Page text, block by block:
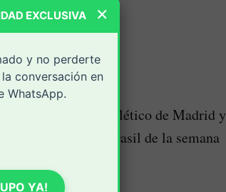
del Rey entre el Atlético de Madrid y
del Argentina-Brasil de la semana
×
EXCLUSIVA
y no perderte
conversación en
WhatsApp.
YA!